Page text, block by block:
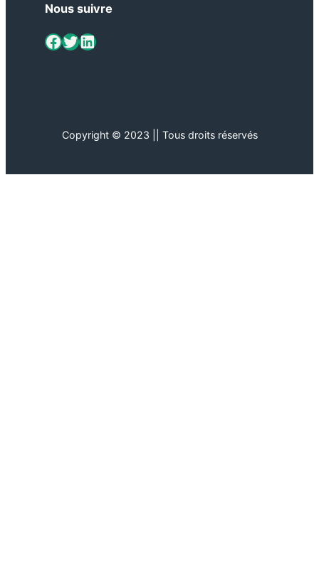
Nous suivre
ViaMétiers sur Facebook Twitter LinkedIn
Copyright © 2023 || Tous droits réservés